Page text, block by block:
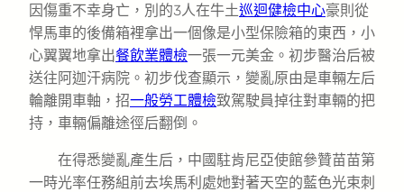
因傷重不幸身亡，別的3人在牛土巡迴健檢中心豪則從
悍馬車的後備箱裡拿出一個像是小型保險箱的東西，小
心翼翼地拿出餐飲業體檢一張一元美金。初步醫治后被
送往阿迦汗病院。初步伐查顯示，變亂原由是車輛左后
輪離開車軸，招一般勞工體檢致駕駛員掉往對車輛的把
持，車輛偏離途徑后翻倒。
在得悉變亂產生后，中國駐肯尼亞使館參贊苗苗第
一時光率任務組前去埃馬利處她對著天空的藍色光束刺